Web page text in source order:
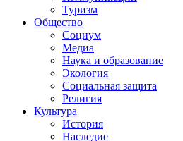
Туризм
Общество
Социум
Медиа
Наука и образование
Экология
Социальная защита
Религия
Культура
История
Наследие